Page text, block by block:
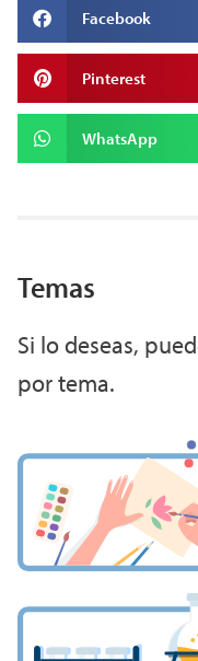
Facebook
Pinterest
WhatsApp
Temas
Si lo deseas,
por tema.